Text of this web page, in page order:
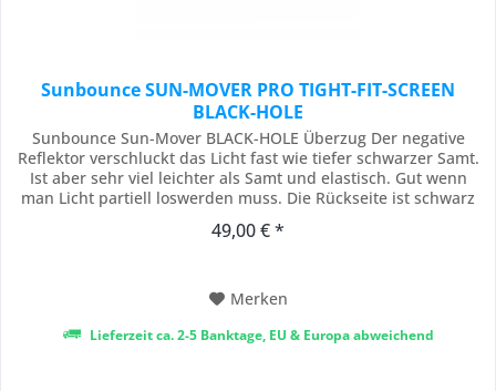
Sunbounce SUN-MOVER PRO TIGHT-FIT-SCREEN
BLACK-HOLE
Sunbounce Sun-Mover BLACK-HOLE Überzug Der negative
Reflektor verschluckt das Licht fast wie tiefer schwarzer Samt.
Ist aber sehr viel leichter als Samt und elastisch. Gut wenn
man Licht partiell loswerden muss. Die Rückseite ist schwarz
matt und viel Licht schluckend. Die Rückseite ist SCHWARZ
49,00 € *
Merken
Lieferzeit ca. 2-5 Banktage, EU & Europa abweichend